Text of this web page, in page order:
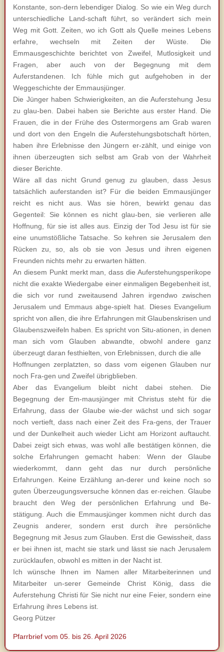
Konstante, son-dern lebendiger Dialog. So wie ein Weg durch
unterschiedliche Land-schaft führt, so verändert sich mein
Weg mit Gott. Zeiten, wo ich Gott als Quelle meines Lebens
erfahre, wechseln mit Zeiten der Wüste. Die
Emmausgeschichte berichtet von Zweifel, Mutlosigkeit und
Fragen, aber auch von der Begegnung mit dem
Auferstandenen. Ich fühle mich gut aufgehoben in der
Weggeschichte der Emmausjünger.
Die Jünger haben Schwierigkeiten, an die Auferstehung Jesu
zu glau-ben. Dabei haben sie Berichte aus erster Hand. Die
Frauen, die in der Frühe des Ostermorgens am Grab waren
und dort von den Engeln die Auferstehungsbotschaft hörten,
haben ihre Erlebnisse den Jüngern er-zählt, und einige von
ihnen überzeugten sich selbst am Grab von der Wahrheit
dieser Berichte.
Wäre all das nicht Grund genug zu glauben, dass Jesus
tatsächlich auferstanden ist? Für die beiden Emmausjünger
reicht es nicht aus. Was sie hören, bewirkt genau das
Gegenteil: Sie können es nicht glau-ben, sie verlieren alle
Hoffnung, für sie ist alles aus. Einzig der Tod Jesu ist für sie
eine unumstößliche Tatsache. So kehren sie Jerusalem den
Rücken zu, so, als ob sie von Jesus und ihren eigenen
Freunden nichts mehr zu erwarten hätten.
An diesem Punkt merkt man, dass die Auferstehungsperikope
nicht die exakte Wiedergabe einer einmaligen Begebenheit ist,
die sich vor rund zweitausend Jahren irgendwo zwischen
Jerusalem und Emmaus abge-spielt hat. Dieses Evangelium
spricht von allen, die ihre Erfahrungen mit Glaubenskrisen und
Glaubenszweifeln haben. Es spricht von Situ-ationen, in denen
man sich vom Glauben abwandte, obwohl andere ganz
überzeugt daran festhielten, von Erlebnissen, durch die alle
Hoffnungen zerplatzten, so dass vom eigenen Glauben nur
noch Fra-gen und Zweifel übrigblieben.
Aber das Evangelium bleibt nicht dabei stehen. Die
Begegnung der Em-mausjünger mit Christus steht für die
Erfahrung, dass der Glaube wie-der wächst und sich sogar
noch vertieft, dass nach einer Zeit des Fra-gens, der Trauer
und der Dunkelheit auch wieder Licht am Horizont auftaucht.
Dabei zeigt sich etwas, was wohl alle bestätigen können, die
solche Erfahrungen gemacht haben: Wenn der Glaube
wiederkommt, dann geht das nur durch persönliche
Erfahrungen. Keine Erzählung an-derer und keine noch so
guten Überzeugungsversuche können das er-reichen. Glaube
braucht den Weg der persönlichen Erfahrung und Be-
stätigung. Auch die Emmausjünger kommen nicht durch das
Zeugnis anderer, sondern erst durch ihre persönliche
Begegnung mit Jesus zum Glauben. Erst die Gewissheit, dass
er bei ihnen ist, macht sie stark und lässt sie nach Jerusalem
zurücklaufen, obwohl es mitten in der Nacht ist.
Ich wünsche Ihnen im Namen aller Mitarbeiterinnen und
Mitarbeiter un-serer Gemeinde Christ König, dass die
Auferstehung Christi für Sie nicht nur eine Feier, sondern eine
Erfahrung ihres Lebens ist.
Georg Pützer
Pfarrbrief vom 05. bis 26. April 2026